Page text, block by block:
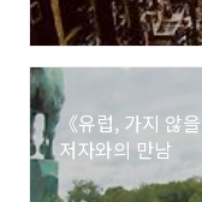
《유럽, 가지 않
저자와의 만남